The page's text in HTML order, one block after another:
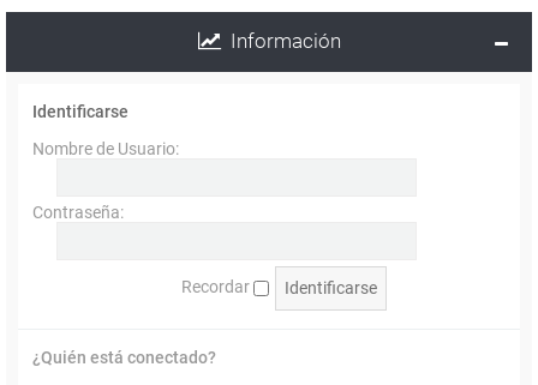
Información
Identificarse
Nombre de Usuario:
Contraseña:
Recordar
¿Quién está conectado?